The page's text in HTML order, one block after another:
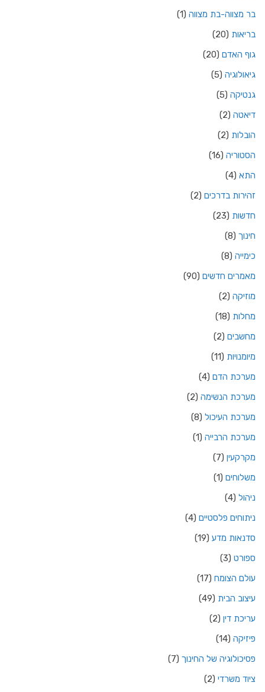
בר מצווה-בת מצווה (1)
בריאות (20)
גוף האדם (20)
גיאולוגיה (5)
גנטיקה (5)
דיאטה (2)
הובלות (2)
הסטוריה (16)
התא (4)
זהירות בדרכים (2)
חדשות (23)
חינוך (8)
כימייה (8)
מאמרים חדשים (90)
מוזיקה (2)
מחלות (18)
מחשבים (2)
מיומנויות (11)
מערכת הדם (4)
מערכת הנשימה (2)
מערכת העיכול (8)
מערכת הרבייה (1)
מקרקעין (7)
משלוחים (1)
ניהול (4)
ניתוחים פלסטיים (4)
סדנאות מדע (19)
ספורט (3)
עולם הצומח (17)
עיצוב הבית (49)
עריכת דין (2)
פיזיקה (14)
פסיכולוגיה של החינוך (7)
ציוד משרדי (2)